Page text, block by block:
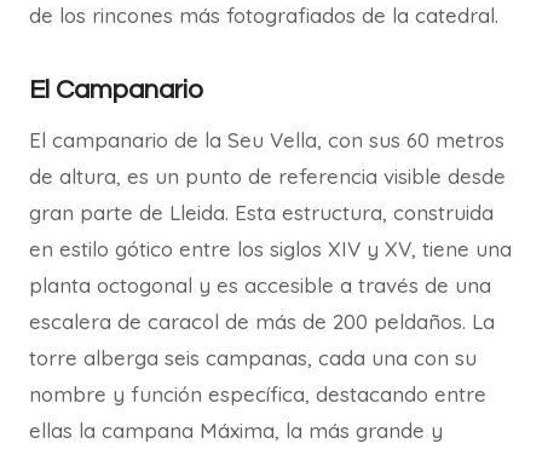
de los rincones más fotografiados de la catedral.
El Campanario
El campanario de la Seu Vella, con sus 60 metros
de altura, es un punto de referencia visible desde
gran parte de Lleida. Esta estructura, construida
en estilo gótico entre los siglos XIV y XV, tiene una
planta octogonal y es accesible a través de una
escalera de caracol de más de 200 peldaños. La
torre alberga seis campanas, cada una con su
nombre y función específica, destacando entre
ellas la campana Máxima, la más grande y